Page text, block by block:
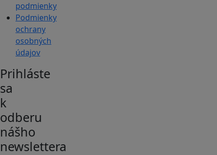
podmienky
Podmienky
ochrany
osobných
údajov
Prihláste
sa
k
odberu
nášho
newslettera